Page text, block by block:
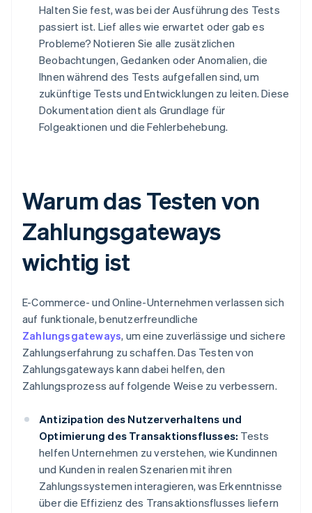
Halten Sie fest, was bei der Ausführung des Tests
passiert ist. Lief alles wie erwartet oder gab es
Probleme? Notieren Sie alle zusätzlichen
Beobachtungen, Gedanken oder Anomalien, die
Ihnen während des Tests aufgefallen sind, um
zukünftige Tests und Entwicklungen zu leiten. Diese
Dokumentation dient als Grundlage für
Folgeaktionen und die Fehlerbehebung.
Warum das Testen von
Zahlungsgateways
wichtig ist
E-Commerce- und Online-Unternehmen verlassen sich
auf funktionale, benutzerfreundliche
Zahlungsgateways, um eine zuverlässige und sichere
Zahlungserfahrung zu schaffen. Das Testen von
Zahlungsgateways kann dabei helfen, den
Zahlungsprozess auf folgende Weise zu verbessern.
Antizipation des Nutzerverhaltens und
Optimierung des Transaktionsflusses: Tests
helfen Unternehmen zu verstehen, wie Kundinnen
und Kunden in realen Szenarien mit ihren
Zahlungssystemen interagieren, was Erkenntnisse
über die Effizienz des Transaktionsflusses liefern